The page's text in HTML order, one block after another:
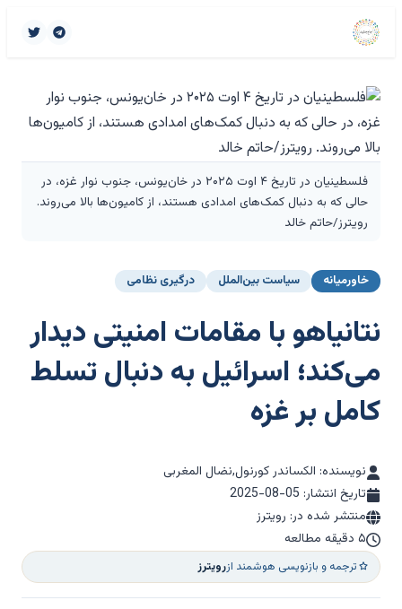
فلسطینیان در تاریخ ۴ اوت ۲۰۲۵ در خان‌یونس، جنوب نوار غزه، در
حالی که به دنبال کمک‌های امدادی هستند، از کامیون‌ها بالا می‌روند.
رویترز/حاتم خالد
خاورمیانه سیاست بین‌الملل درگیری نظامی
نتانیاهو با مقامات امنیتی دیدار
می‌کند؛ اسرائیل به دنبال تسلط
کامل بر غزه
نویسنده: الکساندر کورنول,نضال المغربی
تاریخ انتشار: 2025-08-05
منتشر شده در: رویترز
۵ دقیقه مطالعه
ترجمه و بازنویسی هوشمند ازرویترز